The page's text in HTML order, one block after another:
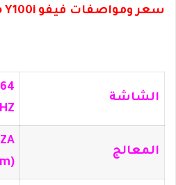
سعر ومواصفات فيفو vivo Y100i:
الشاشة
المعالج